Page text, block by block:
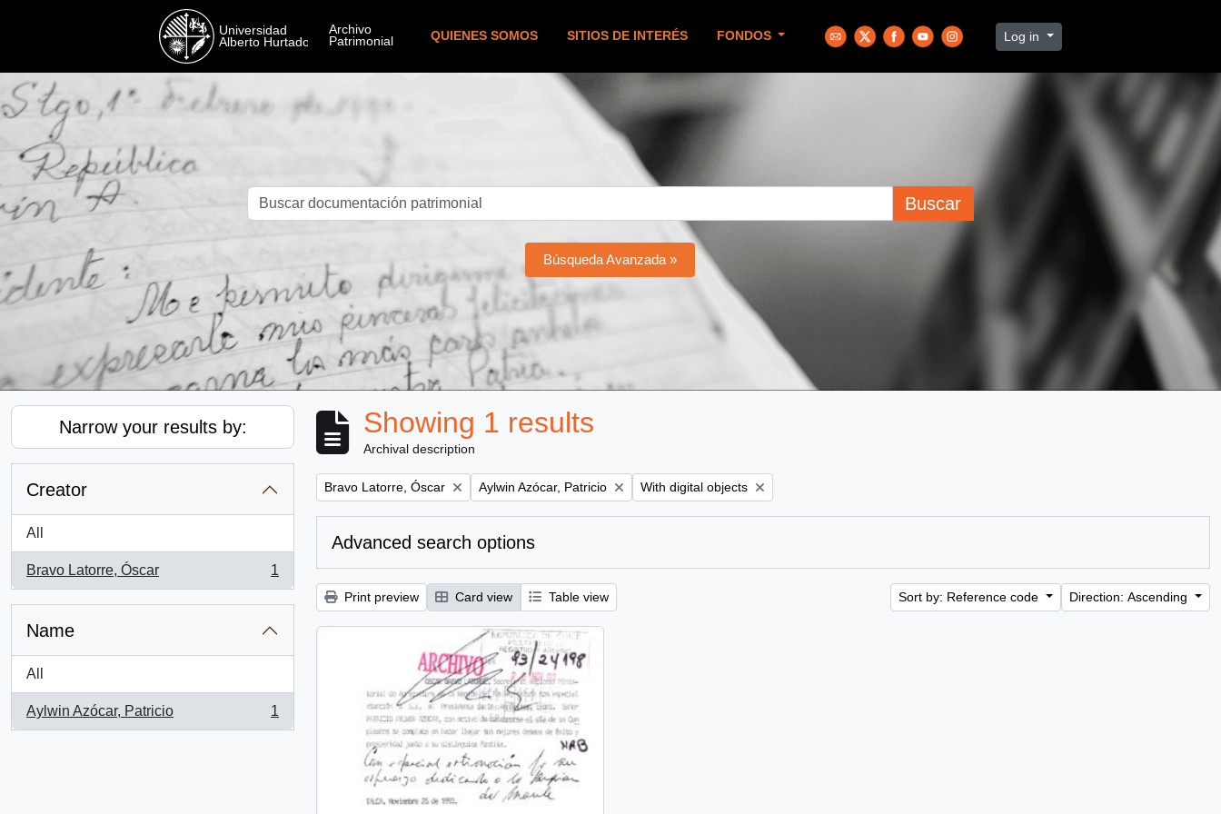
QUIENES SOMOS SITIOS DE INTERÉS FONDOS Log in
Buscar
Búsqueda Avanzada »
Narrow your results by:
Creator
All
Bravo Latorre, Óscar
, 1 results
1
Name
All
Aylwin Azócar, Patricio
, 1 results
1
Showing 1 results
Archival description
Remove filter:
Bravo Latorre, Óscar Remove filter:
Aylwin Azócar, Patricio Remove filter:
With digital objects
Advanced search options
Print preview Card view Table view Sort by: Reference code Direction: Ascending